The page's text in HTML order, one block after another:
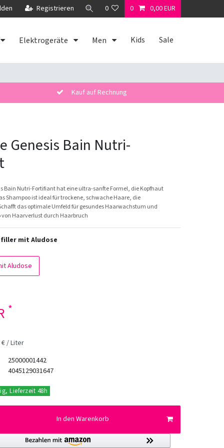
Registrieren 0 0 0,00 EUR
Elektrogeräte Men Kids Sale
Kauf auf Rechnung
Genesis Bain Nutri-
Bain Nutri-Fortifiant hat eine ultra-sanfte Formel, die Kopfhaut
Shampoo ist ideal für trockene, schwache Haare, die
das optimale Umfeld für gesundes Haarwachstum und
Haarverlust durch Haarbruch
mit Aludose
Aludose
*
€ / Liter
25000001442
4045129031647
Lieferzeit 48h
In den Warenkorb